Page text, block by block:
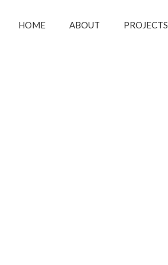
HOME ABOUT PROJECTS